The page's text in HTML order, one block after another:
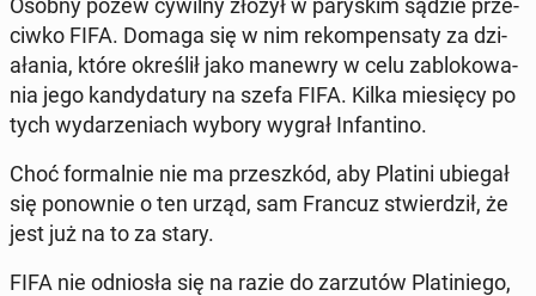
Osobny pozew cywilny złożył w paryskim sądzie prze­
ci­wko FIFA. Domaga się w nim rekom­pen­saty za dzi­
ała­nia, które określił jako manewry w celu zablokowa­
nia jego kandy­datu­ry na szefa FIFA. Kilka miesię­cy po
tych wydarzeni­ach wybory wygrał In­fan­ti­no.
Choć for­mal­nie nie ma przeszkód, aby Platini ubiegał
się ponown­ie o ten urząd, sam Francuz stwierdz­ił, że
jest już na to za stary.
FIFA nie odniosła się na razie do zarzutów Pla­tiniego,